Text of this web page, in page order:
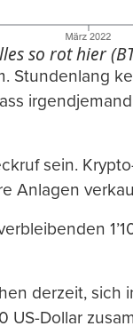
so rot hier
Stundenlang
sein.
Anlagen
derzeit, sich
US-Dollar